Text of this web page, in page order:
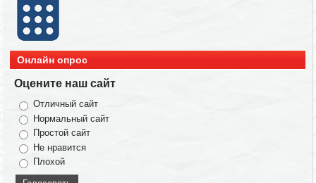
Онлайн опрос
Оцените наш сайт
Отличный сайт
Нормальный сайт
Простой сайт
Не нравится
Плохой